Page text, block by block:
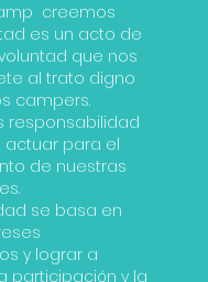
creemos
es un acto de
que nos
al trato digno
campers.
responsabilidad
actuar para el
de nuestras
se basa en
y lograr a
participación y la